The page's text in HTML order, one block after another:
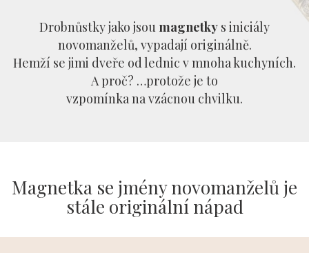
Drobnůstky jako jsou magnetky s iniciály
novomanželů, vypadají originálně.
Hemží se jimi dveře od lednic v mnoha kuchyních.
A proč? …protože je to
vzpomínka na vzácnou chvilku.
Magnetka se jmény novomanželů je
stále originální nápad